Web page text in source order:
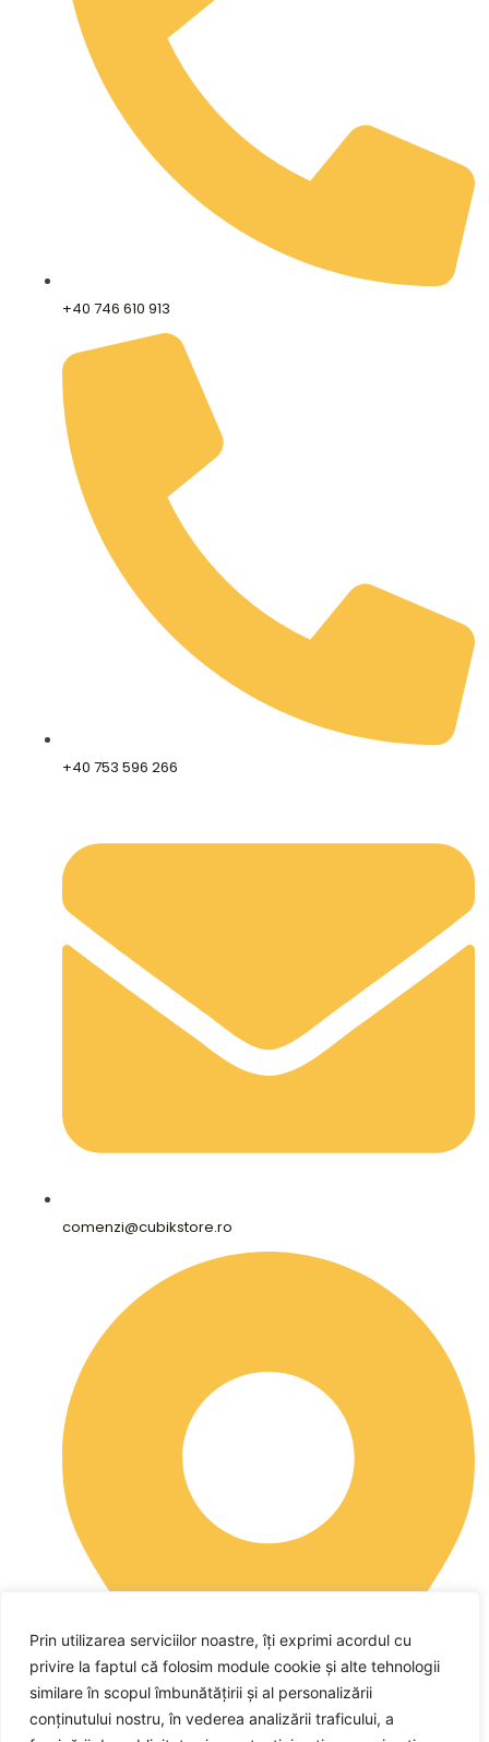
Prin utilizarea serviciilor noastre, îți exprimi acordul cu
privire la faptul că folosim module cookie și alte tehnologii
similare în scopul îmbunătățirii și al personalizării
conținutului nostru, în vederea analizării traficului, a
+40 746 610 913
+40 753 596 266
comenzi@cubikstore.ro